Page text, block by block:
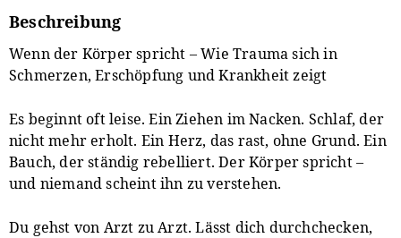
Beschreibung
Wenn der Körper spricht – Wie Trauma sich in
Schmerzen, Erschöpfung und Krankheit zeigt
Es beginnt oft leise. Ein Ziehen im Nacken. Schlaf, der
nicht mehr erholt. Ein Herz, das rast, ohne Grund. Ein
Bauch, der ständig rebelliert. Der Körper spricht –
und niemand scheint ihn zu verstehen.
Du gehst von Arzt zu Arzt. Lässt dich durchchecken,